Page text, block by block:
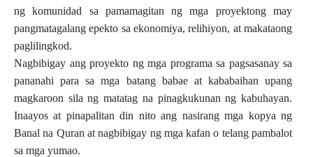
ng komunidad sa pamamagitan ng mga proyektong may
pangmatagalang epekto sa ekonomiya, relihiyon, at makataong
paglilingkod.
Nagbibigay ang proyekto ng mga programa sa pagsasanay sa
pananahi para sa mga batang babae at kababaihan upang
magkaroon sila ng matatag na pinagkukunan ng kabuhayan.
Inaayos at pinapalitan din nito ang nasirang mga kopya ng
Banal na Quran at nagbibigay ng mga kafan o telang pambalot
sa mga yumao.